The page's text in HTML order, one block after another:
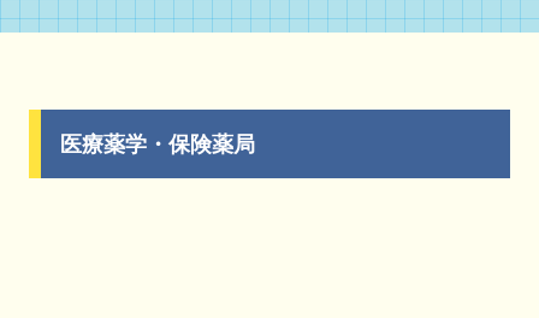
医療薬学・保険薬局